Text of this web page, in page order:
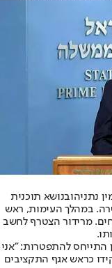
נתניהובנושא תוכנית
במהלך העימות, ראש
מרידור הצטרף לחשב
.
התייחס להתפטרות: "אני
כראש אגף התקציבים